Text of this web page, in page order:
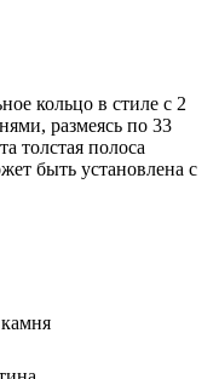
кольцо в стиле с 2
размеясь по 33
толстая полоса
быть установлена ​​с